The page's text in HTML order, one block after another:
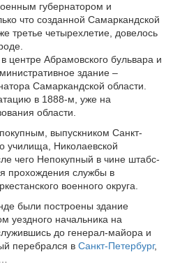
губернатором и
что созданной Самаркандской
третье четырехлетие, довелось
центре Абрамовского бульвара и
здание –
Самаркандской области.
в 1888-м, уже на
области.
выпускником Санкт-
училища, Николаевской
чего Непокупный в чине штабс-
прохождения службы в
военного округа.
были построены здание
уездного начальника на
до генерал-майора и
перебрался в Санкт-Петербург,